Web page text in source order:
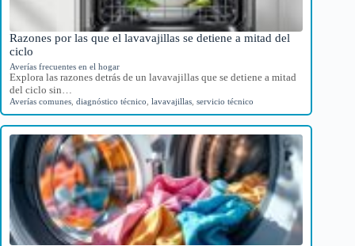
Razones por las que el lavavajillas se detiene a mitad del
ciclo
Averías frecuentes en el hogar
Explora las razones detrás de un lavavajillas que se detiene a mitad
del ciclo sin…
Averías comunes diagnóstico técnico lavavajillas servicio técnico